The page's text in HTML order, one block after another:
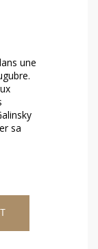
une
sa